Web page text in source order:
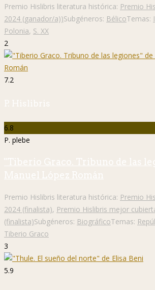
Premio Hislibris literatura histórica: Premio
2024 (ganador/a))Subgéneros: BélicoTemas:
Polonia, S. XX
2
7.2
P. Hislibris
6.8
P. plebe
"Tiberio Graco. Tribuno de las
Manuel López Román
Premio Hislibris literatura histórica: Premio
2024 (finalista), Premio Hislibris mejor
(finalista)Subgéneros: BiográficoTemas:
Tiberio Graco
3
5.9